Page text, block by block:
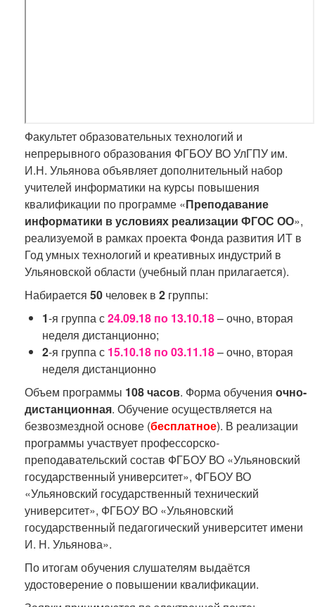
Факультет образовательных технологий и
непрерывного образования ФГБОУ ВО УлГПУ им.
И.Н. Ульянова объявляет дополнительный набор
учителей информатики на курсы повышения
квалификации по программе «Преподавание
информатики в условиях реализации ФГОС ОО»,
реализуемой в рамках проекта Фонда развития ИТ в
Год умных технологий и креативных индустрий в
Ульяновской области (учебный план прилагается).
Набирается 50 человек в 2 группы:
1-я группа с24.09.18 по 13.10.18– очно, вторая
неделя дистанционно;
2-я группа с 15.10.18 по 03.11.18– очно, вторая
неделя дистанционно
Объем программы 108 часов. Форма обучения очно-
дистанционная. Обучение осуществляется на
безвозмездной основе (бесплатное). В реализации
программы участвует профессорско-
преподавательский состав ФГБОУ ВО «Ульяновский
государственный университет», ФГБОУ ВО
«Ульяновский государственный технический
университет», ФГБОУ ВО «Ульяновский
государственный педагогический университет имени
И. Н. Ульянова».
По итогам обучения слушателям выдаётся
удостоверение о повышении квалификации.